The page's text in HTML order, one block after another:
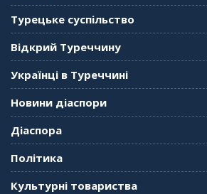
Турецьке суспільство
Відкрий Туреччину
Українці в Туреччині
Новини діаспори
Діаспора
Політика
Культурні товариства